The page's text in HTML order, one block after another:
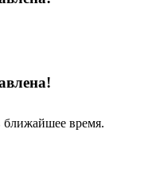
ближайшее время.